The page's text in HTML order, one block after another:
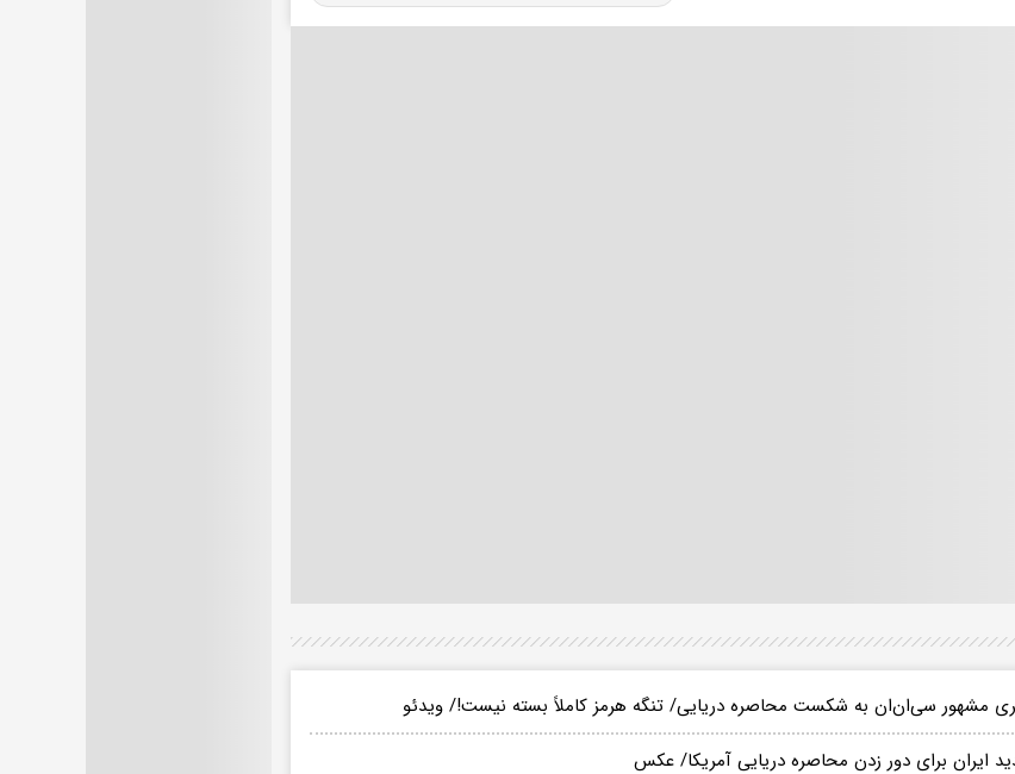
مشهور سی‌ان‌ان به شکست محاصره دریایی/ تنگه هرمز کاملاً بسته نیست!/ ویدئو
ایران برای دور زدن محاصره دریایی آمریکا/ عکس